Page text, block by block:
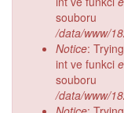
souboru
/data/www/
Notice:
int ve funkci
souboru
/data/www/